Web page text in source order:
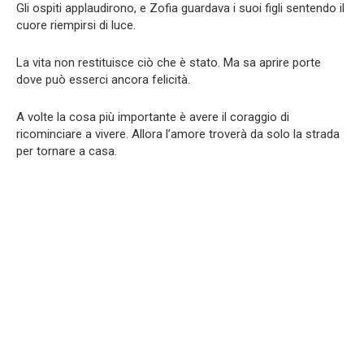
Gli ospiti applaudirono, e Zofia guardava i suoi figli sentendo il
cuore riempirsi di luce.
La vita non restituisce ciò che è stato. Ma sa aprire porte
dove può esserci ancora felicità.
A volte la cosa più importante è avere il coraggio di
ricominciare a vivere. Allora l’amore troverà da solo la strada
per tornare a casa.